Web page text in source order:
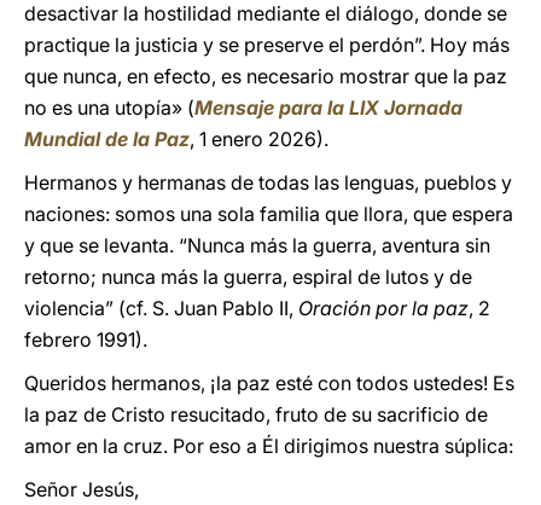
desactivar la hostilidad mediante el diálogo, donde se
practique la justicia y se preserve el perdón”. Hoy más
que nunca, en efecto, es necesario mostrar que la paz
no es una utopía» (Mensaje para la LIX Jornada
Mundial de la Paz, 1 enero 2026).
Hermanos y hermanas de todas las lenguas, pueblos y
naciones: somos una sola familia que llora, que espera
y que se levanta. “Nunca más la guerra, aventura sin
retorno; nunca más la guerra, espiral de lutos y de
violencia” (cf. S. Juan Pablo II, Oración por la paz, 2
febrero 1991).
Queridos hermanos, ¡la paz esté con todos ustedes! Es
la paz de Cristo resucitado, fruto de su sacrificio de
amor en la cruz. Por eso a Él dirigimos nuestra súplica:
Señor Jesús,